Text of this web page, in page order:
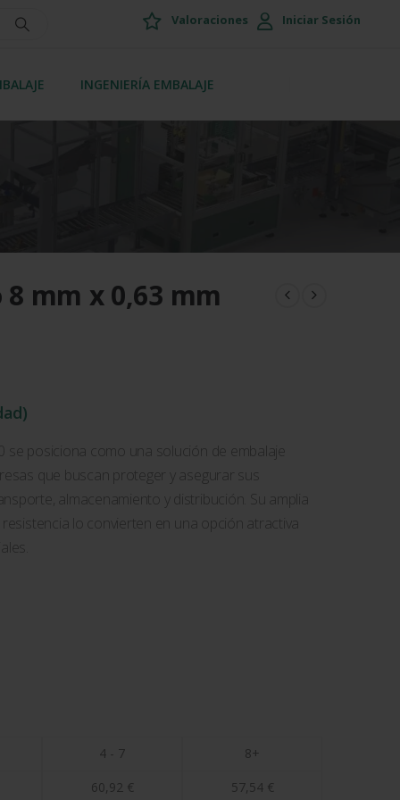
Valoraciones Iniciar Sesión
INGENIERÍA EMBALAJE
mm x 0,63 mm
posiciona como una solución de embalaje
que buscan proteger y asegurar sus
almacenamiento y distribución. Su amplia
lo convierten en una opción atractiva
4 - 7
8+
60,92 € 57,54 €